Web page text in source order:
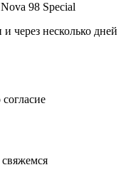
98 Special
через несколько дней